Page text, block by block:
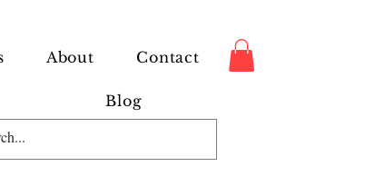
About Contact
Blog